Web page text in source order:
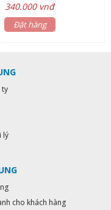
lệnh nhận Remote điều
cách điều khiển: 30-
340.000 vnđ
Đặt hàng
ty
lý
cho khách hàng